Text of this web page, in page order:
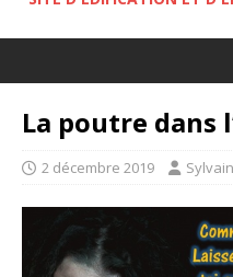
La poutre dans
2 décembre 2019 Sylvain